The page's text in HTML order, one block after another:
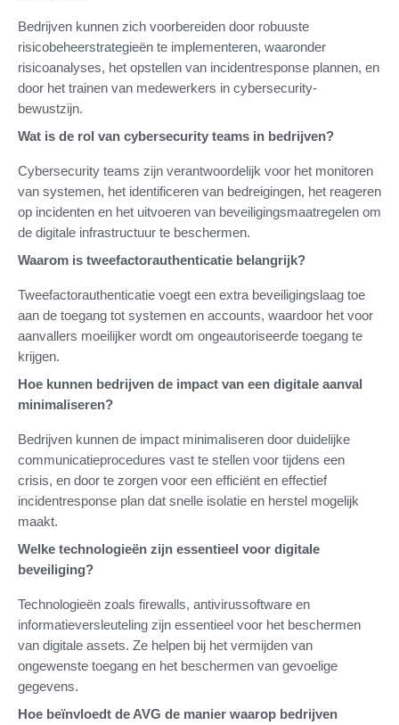
Bedrijven kunnen zich voorbereiden door robuuste
risicobeheerstrategieën te implementeren, waaronder
risicoanalyses, het opstellen van incidentresponse plannen, en
door het trainen van medewerkers in cybersecurity-
bewustzijn.
Wat is de rol van cybersecurity teams in bedrijven?
Cybersecurity teams zijn verantwoordelijk voor het monitoren
van systemen, het identificeren van bedreigingen, het reageren
op incidenten en het uitvoeren van beveiligingsmaatregelen om
de digitale infrastructuur te beschermen.
Waarom is tweefactorauthenticatie belangrijk?
Tweefactorauthenticatie voegt een extra beveiligingslaag toe
aan de toegang tot systemen en accounts, waardoor het voor
aanvallers moeilijker wordt om ongeautoriseerde toegang te
krijgen.
Hoe kunnen bedrijven de impact van een digitale aanval
minimaliseren?
Bedrijven kunnen de impact minimaliseren door duidelijke
communicatieprocedures vast te stellen voor tijdens een
crisis, en door te zorgen voor een efficiënt en effectief
incidentresponse plan dat snelle isolatie en herstel mogelijk
maakt.
Welke technologieën zijn essentieel voor digitale
beveiliging?
Technologieën zoals firewalls, antivirussoftware en
informatieversleuteling zijn essentieel voor het beschermen
van digitale assets. Ze helpen bij het vermijden van
ongewenste toegang en het beschermen van gevoelige
gegevens.
Hoe beïnvloedt de AVG de manier waarop bedrijven